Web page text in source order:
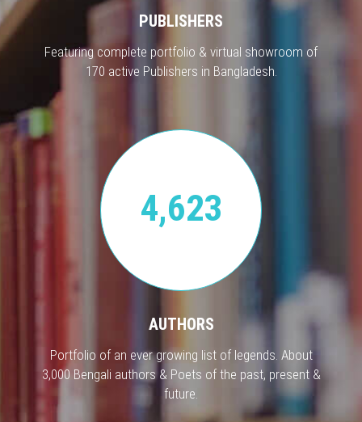
PUBLISHERS
Featuring complete portfolio & virtual showroom of
170 active Publishers in Bangladesh.
4,623
AUTHORS
Portfolio of an ever growing list of legends. About
3,000 Bengali authors & Poets of the past, present &
future.